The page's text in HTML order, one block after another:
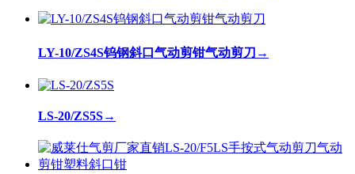
LY-10/ZS4S钨钢斜口气动剪钳气动剪刀 →
LS-20/ZS5S→